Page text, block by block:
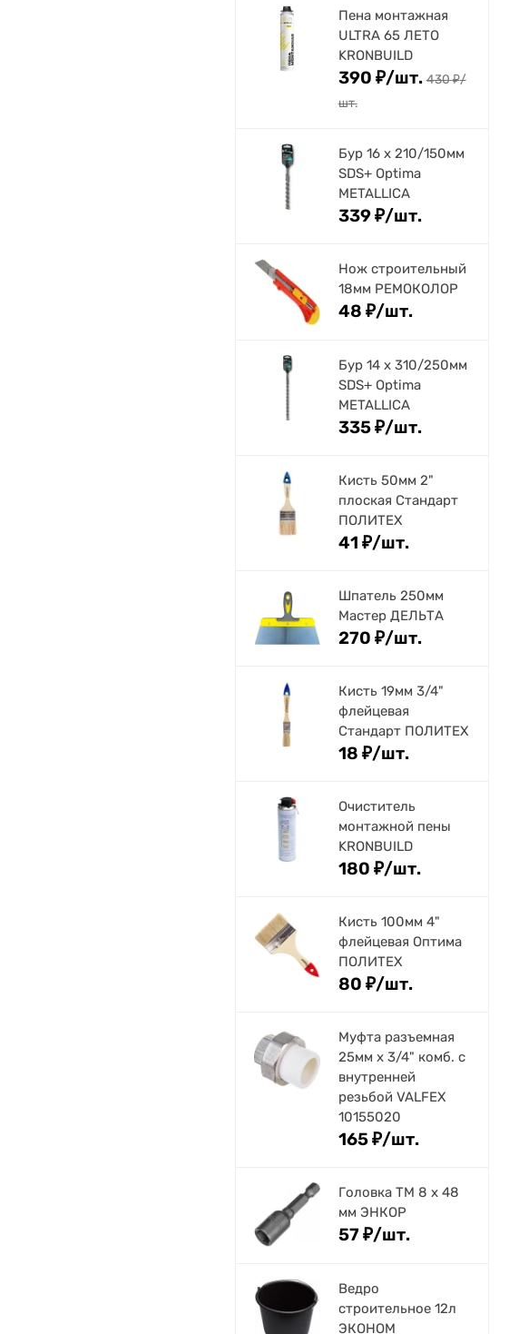
Пена монтажная
ULTRA 65 ЛЕТО
KRONBUILD
390 ₽/шт. 430₽/
шт.
Бур 16 х 210/150мм
SDS+ Optima
METALLICA
339₽/шт.
Нож строительный
18мм РЕМОКОЛОР
48 ₽/шт.
Бур 14 х 310/250мм
SDS+ Optima
METALLICA
335₽/шт.
Кисть 50мм 2"
плоская Стандарт
ПОЛИТЕХ
41 ₽/шт.
Шпатель 250мм
Мастер ДЕЛЬТА
270 ₽/шт.
Кисть 19мм 3/4"
флейцевая
Стандарт ПОЛИТЕХ
18 ₽/шт.
Очиститель
монтажной пены
KRONBUILD
180 ₽/шт.
Кисть 100мм 4"
флейцевая Оптима
ПОЛИТЕХ
80 ₽/шт.
Муфта разъемная
25мм х 3/4" комб. с
внутренней
резьбой VALFEX
10155020
165₽/шт.
Головка ТМ 8 х 48
мм ЭНКОР
57 ₽/шт.
Ведро
строительное 12л
ЭКОНОМ